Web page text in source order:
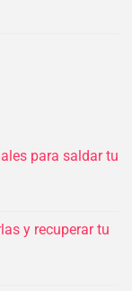
para saldar tu
y recuperar tu